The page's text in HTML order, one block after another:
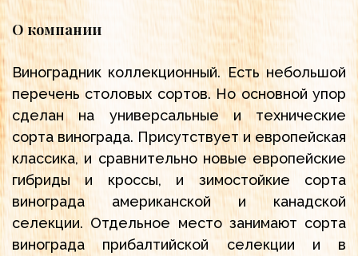
О компании
Виноградник коллекционный. Есть небольшой
перечень столовых сортов. Но основной упор
сделан на универсальные и технические
сорта винограда. Присутствует и европейская
классика, и сравнительно новые европейские
гибриды и кроссы, и зимостойкие сорта
винограда американской и канадской
селекции. Отдельное место занимают сорта
винограда прибалтийской селекции и в